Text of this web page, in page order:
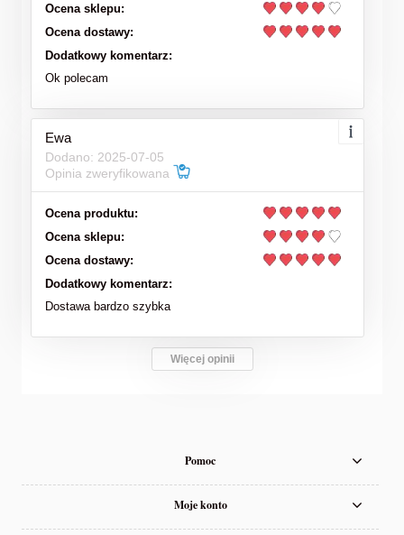
Ocena sklepu:
Ocena dostawy:
Dodatkowy komentarz:
Ok polecam
Ewa
Dodano: 2025-07-05
Opinia zweryfikowana
Ocena produktu:
Ocena sklepu:
Ocena dostawy:
Dodatkowy komentarz:
Dostawa bardzo szybka
Więcej opinii
Pomoc
Moje konto